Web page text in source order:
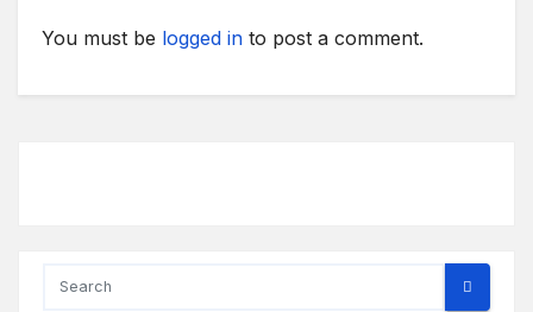
You must be logged in to post a comment.